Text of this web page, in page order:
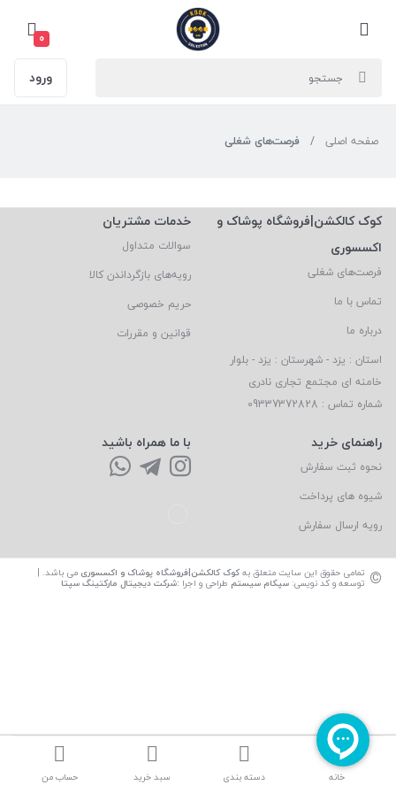
0
ورود
صفحه اصلی فرصت‌های شغلی
کوک کالکشن|فروشگاه پوشاک و
اکسسوری
فرصت‌های شغلی
تماس با ما
درباره ما
استان : یزد - شهرستان : یزد - بلوار
خامنه ای مجتمع تجاری نادری
شماره تماس : 09337372828
خدمات مشتریان
سوالات متداول
رویه‌های بازگرداندن کالا
حریم خصوصی
قوانین و مقررات
راهنمای خرید
نحوه ثبت سفارش
شیوه های پرداخت
رویه ارسال سفارش
با ما همراه باشید
© تمامی حقوق این سایت متعلق بهکوک کالکشن|فروشگاه پوشاک و اکسسوری می باشد. |
توسعه و کد نویسی:سپکام سیستم طراحی و اجرا :شرکت دیجیتال مارکتینگ سپتا
خانه دسته بندی سبد خرید حساب من